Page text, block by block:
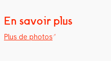
En savoir plus
Plus de pho­tos